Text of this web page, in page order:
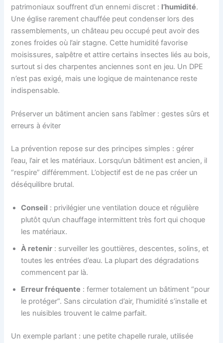
patrimoniaux souffrent d’un ennemi discret : l’humidité.
Une église rarement chauffée peut condenser lors des
rassemblements, un château peu occupé peut avoir des
zones froides où l’air stagne. Cette humidité favorise
moisissures, salpêtre et attire certains insectes liés au bois,
surtout si des charpentes anciennes sont en jeu. Un DPE
n’est pas exigé, mais une logique de maintenance reste
indispensable.
Préserver un bâtiment ancien sans l’abîmer : gestes sûrs et
erreurs à éviter
La prévention repose sur des principes simples : gérer
l’eau, l’air et les matériaux. Lorsqu’un bâtiment est ancien, il
“respire” différemment. L’objectif est de ne pas créer un
déséquilibre brutal.
Conseil : privilégier une ventilation douce et régulière
plutôt qu’un chauffage intermittent très fort qui choque
les matériaux.
À retenir : surveiller les gouttières, descentes, solins, et
toutes les entrées d’eau. La plupart des dégradations
commencent par là.
Erreur fréquente : fermer totalement un bâtiment “pour
le protéger”. Sans circulation d’air, l’humidité s’installe et
les nuisibles trouvent le calme parfait.
Un exemple parlant : une petite chapelle rurale, utilisée